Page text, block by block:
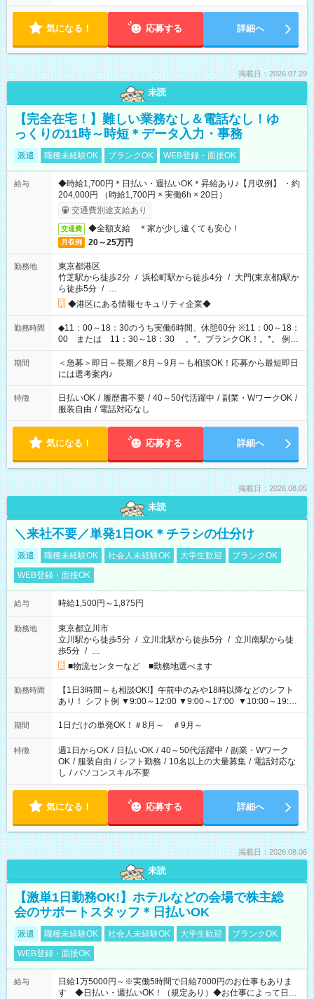
気になる！ 応募する 詳細へ
掲載日：2026.07.29
未読
【完全在宅！】難しい業務なし＆電話なし！ゆ
っくりの11時～時短＊データ入力・事務
派遣 職種未経験OK ブランクOK WEB登録・面接OK
給与
◆時給1,700円＊日払い・週払いOK＊昇給あり♪【月収例】 ・約
204,000円 （時給1,700円 × 実働6h × 20日）
交通費別途支給あり
交通費 ◆全額支給 ＊家が少し遠くても安心！
月収例 20～25万円
勤務地
東京都港区
竹芝駅から徒歩2分 / 浜松町駅から徒歩4分 / 大門(東京都)駅か
ら徒歩5分 / …
◆港区にある情報セキュリティ企業◆
勤務時間
◆11：00～18：30のうち実働6時間、休憩60分 ※11：00～18：
00 または 11：30～18：30 。*。ブランクOK！。*。 例え
ば前職が、 在宅/財団法人/事務/コールセンター/受付/販売/カフェ
スタッフ スイーツ販売/ホテルフロント/化粧品販売/など 様々な
業界から入社して活躍されています♪
期間
＜急募＞即日～長期／8月～9月～も相談OK！応募から最短即日
には選考案内♪
特徴 日払いOK / 履歴書不要 / 40～50代活躍中 / 副業・WワークOK /
服装自由 / 電話対応なし
気になる！ 応募する 詳細へ
掲載日：2026.08.05
未読
＼来社不要／単発1日OK＊チラシの仕分け
派遣 職種未経験OK 社会人未経験OK 大学生歓迎
ブランクOK
WEB登録・面接OK
給与 時給1,500円～1,875円
勤務地
東京都立川市
立川駅から徒歩5分 / 立川北駅から徒歩5分 / 立川南駅から徒
歩5分 / …
■物流センターなど ■勤務地選べます
勤務時間
【1日3時間～も相談OK!】午前中のみや18時以降などのシフト
あり！ シフト例 ▼9:00～12:00 ▼9:00～17:00 ▼10:00～19:00
▼18:00～21:00
期間 1日だけの単発OK！＃8月～ ＃9月～
特徴 週1日からOK / 日払いOK / 40～50代活躍中 / 副業・Wワーク
OK / 服装自由 / シフト勤務 / 10名以上の大量募集 / 電話対応な
し / パソコンスキル不要
気になる！ 応募する 詳細へ
掲載日：2026.08.06
未読
【激単1日勤務OK!】ホテルなどの会場で株主総
会のサポートスタッフ＊日払いOK
派遣 職種未経験OK 社会人未経験OK 大学生歓迎
ブランクOK
WEB登録・面接OK
給与
日給1万5000円～※実働5時間で日給7000円のお仕事もありま
す ◆日払い・週払いOK！（規定あり）◆お仕事によって日給